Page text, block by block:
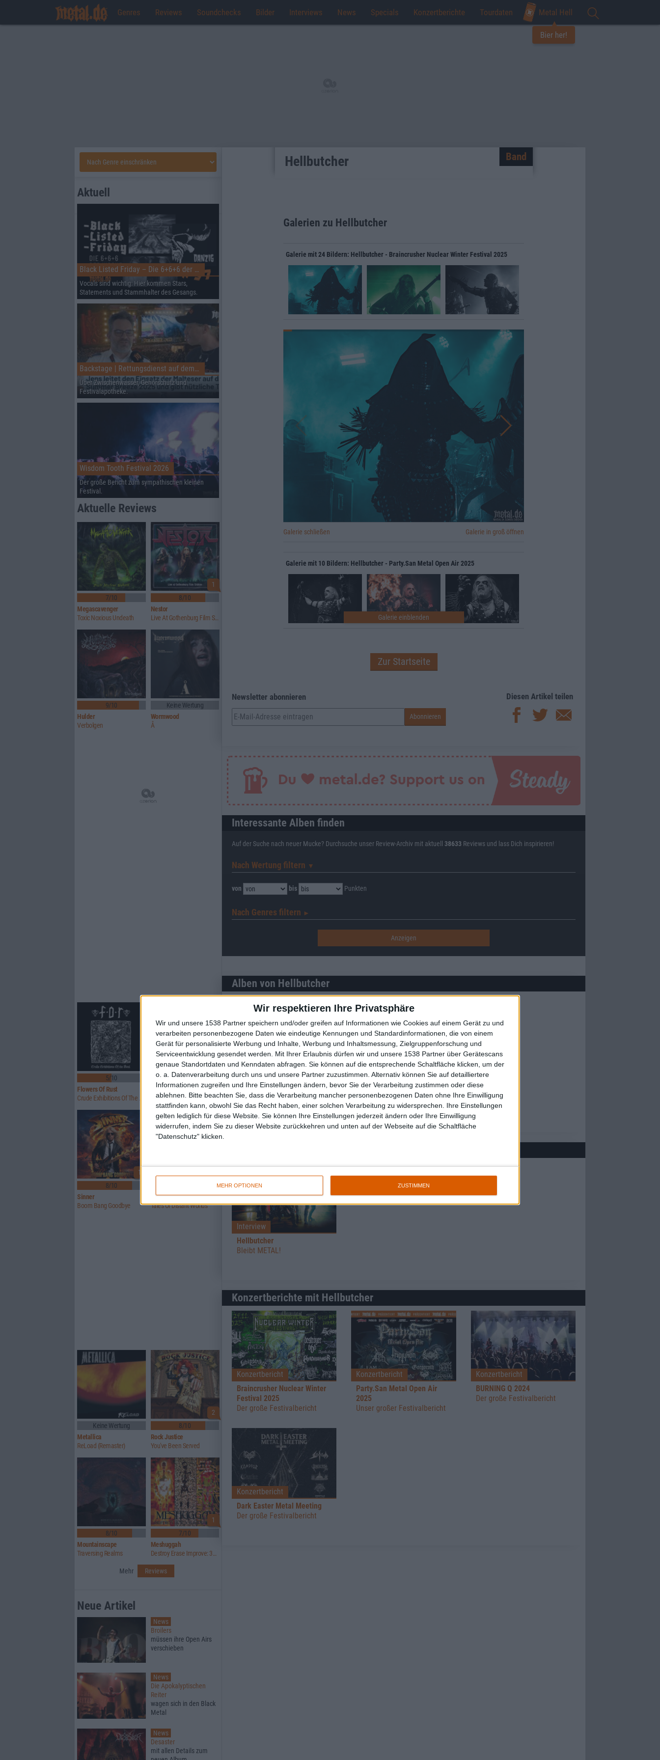
Wir respektieren Ihre Privatsphäre
Wir und unsere 1538 Partner speichern und/oder greifen auf Informationen wie Cookies auf einem Gerät zu und
verarbeiten personenbezogene Daten wie eindeutige Kennungen und Standardinformationen, die von einem
Gerät für personalisierte Werbung und Inhalte, Werbung und Inhaltsmessung, Zielgruppenforschung und
Serviceentwicklung gesendet werden.
Mit Ihrer Erlaubnis dürfen wir und unsere 1538 Partner über Gerätescans
genaue Standortdaten und Kenndaten abfragen. Sie können auf die entsprechende Schaltfläche klicken, um der
o. a. Datenverarbeitung durch uns und unsere Partner zuzustimmen. Alternativ können Sie auf detailliertere
Informationen zugreifen und Ihre Einstellungen ändern, bevor Sie der Verarbeitung zustimmen oder diese
ablehnen.
Bitte beachten Sie, dass die Verarbeitung mancher personenbezogenen Daten ohne Ihre Einwilligung
stattfinden kann, obwohl Sie das Recht haben, einer solchen Verarbeitung zu widersprechen. Ihre Einstellungen
gelten lediglich für diese Website. Sie können Ihre Einstellungen jederzeit ändern oder Ihre Einwilligung
widerrufen, indem Sie zu dieser Website zurückkehren und unten auf der Webseite auf die Schaltfläche
"Datenschutz" klicken.
MEHR OPTIONEN ZUSTIMMEN
Genres Reviews Soundchecks Bilder Interviews News Specials Konzertberichte Tourdaten Metal Hell
Bier her!
Hellbutcher Band
Galerien zu Hellbutcher
Galerie mit 24 Bildern: Hellbutcher - Braincrusher Nuclear Winter Festival 2025
Galerie schließen Galerie in groß öffnen
Galerie mit 10 Bildern: Hellbutcher - Party.San Metal Open Air 2025
Zur Startseite
Newsletter abonnieren Diesen Artikel teilen
Interessante Alben finden
Auf der Suche nach neuer Mucke? Durchsuche unser Review-Archiv mit aktuell 38633 Reviews und lass Dich inspirieren!
Nach Wertung filtern ▼︎
von bis Punkten
Nach Genres filtern ►︎
Alben von Hellbutcher
8/10
Review
Hellbutcher
6
Hellbutcher
Interview
Hellbutcher
Bleibt METAL!
Konzertberichte mit Hellbutcher
Konzertbericht
Braincrusher Nuclear Winter
Festival 2025
Der große Festivalbericht
Konzertbericht
Party.San Metal Open Air
2025
Unser großer Festivalbericht
Konzertbericht
BURNING Q 2024
Der große Festivalbericht
Konzertbericht
Dark Easter Metal Meeting
Der große Festivalbericht
Aktuell
Black Listed Friday – Die 6+6+6 der Woche
Vocals sind wichtig: Hier kommen Stars,
Statements und Stammhalter des Gesangs.
Backstage | Rettungsdienst auf dem Summer Breeze
Über Zwischenwasser, Gehörschutz und
Festivalapotheke.
Wisdom Tooth Festival 2026
Der große Bericht zum sympathischen kleinen
Festival.
Aktuelle Reviews
7/10
Megascavenger
Toxic Noxious Undeath
1
8/10
Nestor
Live At Gothenburg Film Studios
9/10
Hulder
Verbolgen
Keine Wertung
Wormwood
Å
5/10
Flowers Of Rust
8/10
Xandria
Eclipse
1
8/10
Sinner
Boom Bang Goodbye
Crusade Of Bards
Tales Of Distant Worlds
Keine Wertung
Metallica
ReLoad (Remaster)
2
8/10
Rock Justice
You've Been Served
8/10
Mountainscape
Traversing Realms
1
7/10
Meshuggah
Destroy Erase Improve: 30th Anniversary Edition
Mehr Reviews
Neue Artikel
News
Broilers
müssen ihre Open Airs
verschieben
News
Die Apokalyptischen
Reiter
wagen sich in den Black
Metal
News
Desaster
mit allen Details zum